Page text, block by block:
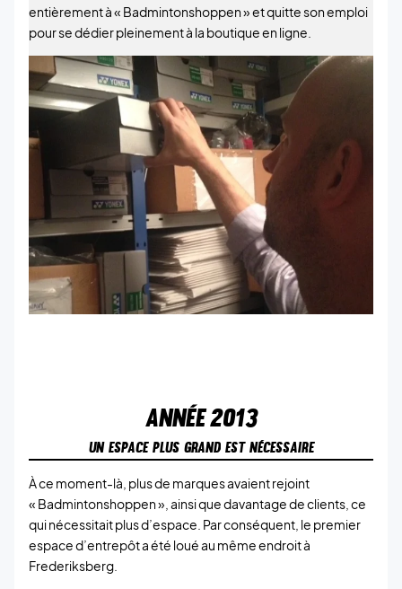
entièrement à « Badmintonshoppen » et quitte son emploi
pour se dédier pleinement à la boutique en ligne.
ANNÉE2013
UN ESPACE PLUS GRAND EST NÉCESSAIRE
À ce moment-là, plus de marques avaient rejoint
« Badmintonshoppen », ainsi que davantage de clients, ce
qui nécessitait plus d’espace. Par conséquent, le premier
espace d’entrepôt a été loué au même endroit à
Frederiksberg.